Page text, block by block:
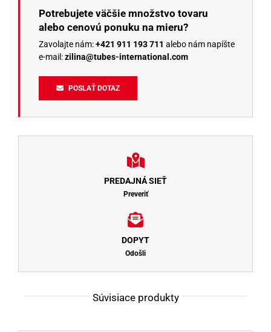
Potrebujete väčšie množstvo tovaru
alebo cenovú ponuku na mieru?
Zavolajte nám:+421 911 193 711 alebo nám napíšte
e-mail:zilina@tubes-international.com
POSLAŤ DOTAZ
PREDAJNÁ SIEŤ
Preveriť
DOPYT
Odošli
Súvisiace produkty